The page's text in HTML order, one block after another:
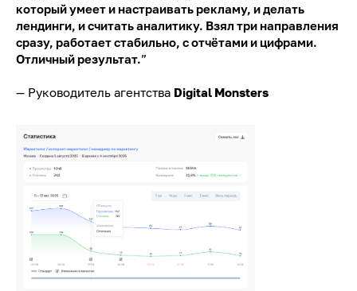
который умеет и настраивать рекламу, и делать
лендинги, и считать аналитику. Взял три направления
сразу, работает стабильно, с отчётами и цифрами.
Отличный результат.”
— Руководитель агентства Digital Monsters